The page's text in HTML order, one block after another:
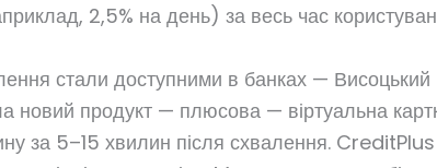
2,5% на день) за весь час
стали доступними в банках — Висоцький
новий продукт — плюсова — віртуальна
за 5–15 хвилин після схвалення.